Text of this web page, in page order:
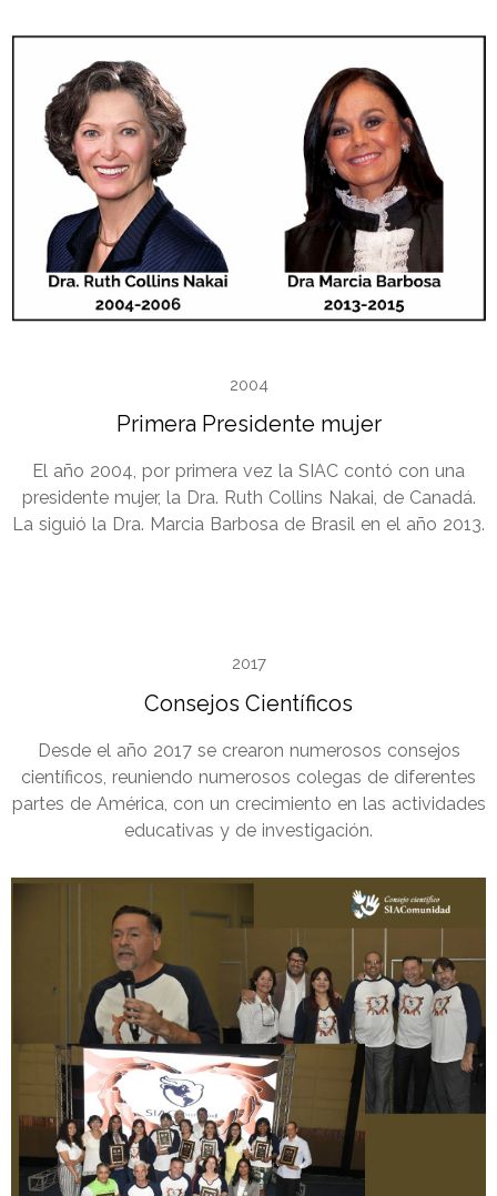
2004
Primera Presidente mujer
El año 2004, por primera vez la SIAC contó con una
presidente mujer, la Dra. Ruth Collins Nakai, de Canadá.
La siguió la Dra. Marcia Barbosa de Brasil en el año 2013.
2017
Consejos Científicos
Desde el año 2017 se crearon numerosos consejos
científicos, reuniendo numerosos colegas de diferentes
partes de América, con un crecimiento en las actividades
educativas y de investigación.